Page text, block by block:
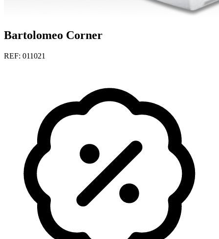
Bartolomeo Corner
REF: 011021